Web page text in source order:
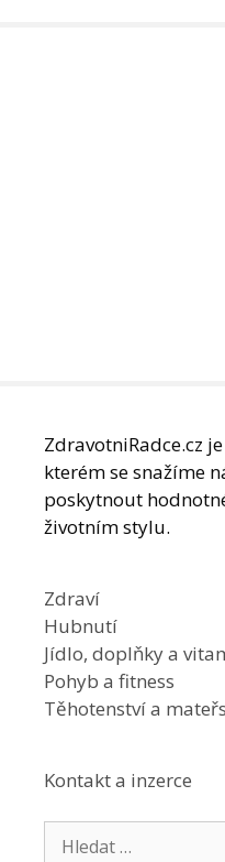
ZdravotniRadce.cz
kterém se snažíme
poskytnout
životním stylu.
Zdraví
Hubnutí
Jídlo, doplňky a
Pohyb a fitness
Těhotenství a
Kontakt a inzerce
Hledat: